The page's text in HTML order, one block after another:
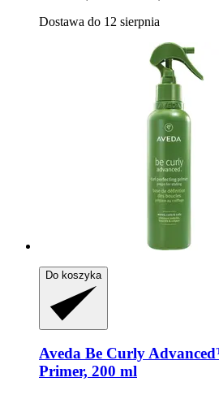
Dostawa do 12 sierpnia
Do koszyka
Aveda Be Curly
Primer, 200 ml